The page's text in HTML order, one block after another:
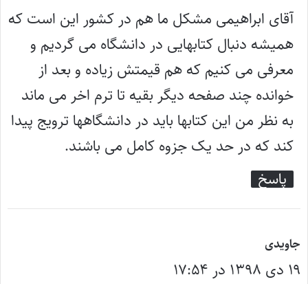
ت
:
آقای ابراهیمی مشکل ما هم در کشور این است که
همیشه دنبال کتابهایی در دانشگاه می گردیم و
معرفی می کنیم که هم قیمتش زیاده و بعد از
خوانده چند صفحه دیگر بقیه تا ترم اخر می ماند
به نظر من این کتابها باید در دانشگاهها ترویج پیدا
کند که در حد یک جزوه کامل می باشند.
پاسخ
جاویدی
ف
۱۹ دی ۱۳۹۸ در ۱۷:۵۴